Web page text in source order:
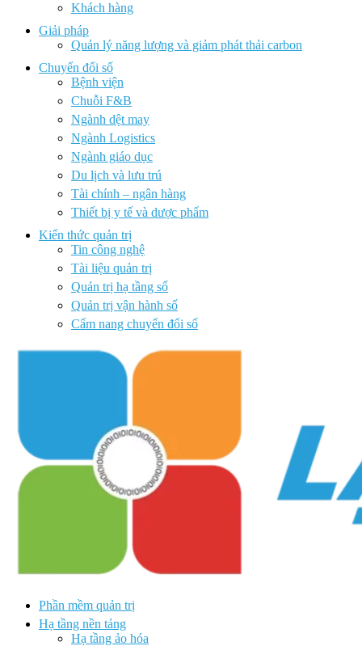
Khách hàng
Giải pháp
Quản lý năng lượng và giảm phát thải carbon
Chuyển đổi số
Bệnh viện
Chuỗi F&B
Ngành dệt may
Ngành Logistics
Ngành giáo dục
Du lịch và lưu trú
Tài chính – ngân hàng
Thiết bị y tế và dược phẩm
Kiến thức quản trị
Tin công nghệ
Tài liệu quản trị
Quản trị hạ tầng số
Quản trị vận hành số
Cẩm nang chuyển đổi số
Phần mềm quản trị
Hạ tầng nền tảng
Hạ tầng ảo hóa